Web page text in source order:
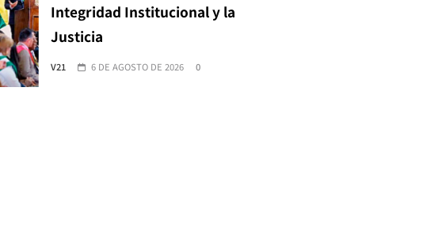
Integridad Institucional y la
Justicia
V21 6 DE AGOSTO DE 2026 0